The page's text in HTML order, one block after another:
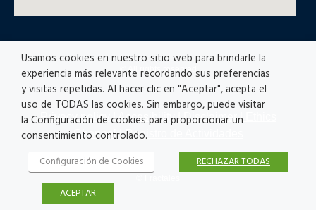
© All rights reserved
Privacy policy |Accesibility|Disclaimer |
Channel|Registro de Actividades
Usamos cookies en nuestro sitio web para brindarle la
experiencia más relevante recordando sus preferencias
y visitas repetidas. Al hacer clic en "Aceptar", acepta el
uso de TODAS las cookies. Sin embargo, puede visitar
la Configuración de cookies para proporcionar un
consentimiento controlado.
Configuración de Cookies RECHAZAR TODAS
ACEPTAR